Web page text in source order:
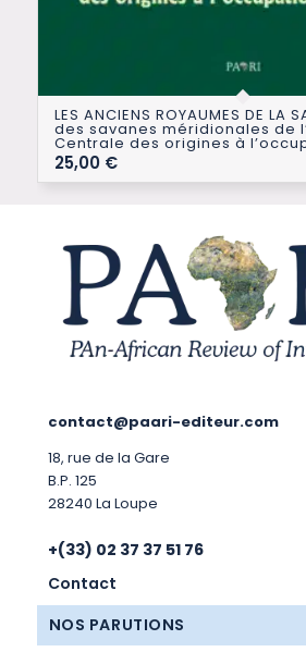
LES ANCIENS ROYAUMES DE LA
des savanes méridionales de
Centrale des origines à
25,00 €
contact@paari-editeur.com
18, rue de la Gare
B.P. 125
28240 La Loupe
+(33) 02 37 37 51 76
Contact
NOS PARUTIONS